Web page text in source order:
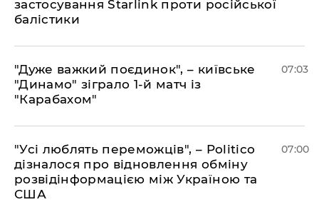
застосування Starlink проти російської
балістики
"Дуже важкий поєдинок", – київське
"Динамо" зіграло 1-й матч із
"Карабахом"
07:03
"Усі люблять переможців", – Politico
дізналося про відновлення обміну
розвідінформацією між Україною та
США
07:00